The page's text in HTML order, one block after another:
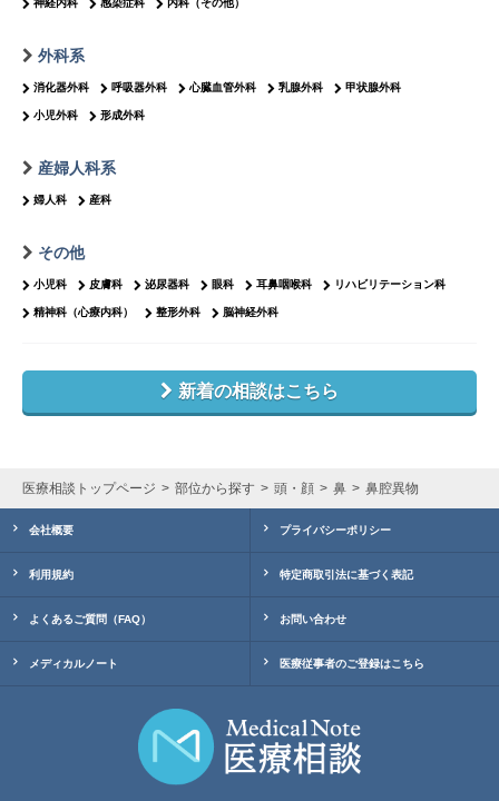
神経内科 感染症科 内科（その他）
外科系
消化器外科 呼吸器外科 心臓血管外科 乳腺外科 甲状腺外科
小児外科 形成外科
産婦人科系
婦人科 産科
その他
小児科 皮膚科 泌尿器科 眼科 耳鼻咽喉科 リハビリテーション科
精神科（心療内科） 整形外科 脳神経外科
新着の相談はこちら
医療相談トップページ 部位から探す 頭・顔 鼻 鼻腔異物
会社概要 プライバシーポリシー
利用規約 特定商取引法に基づく表記
よくあるご質問（FAQ） お問い合わせ
メディカルノート 医療従事者のご登録はこちら